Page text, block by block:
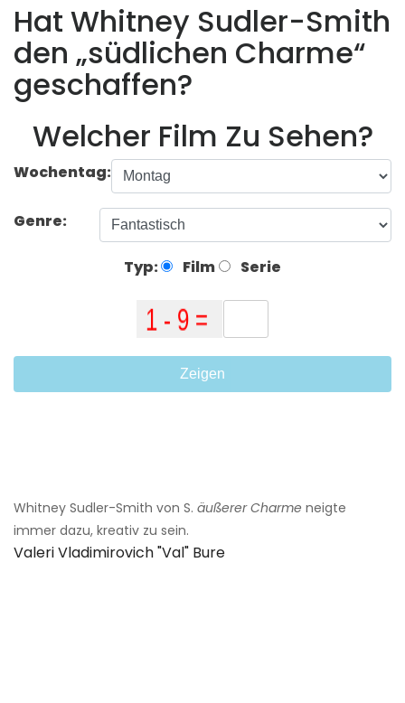
Hat Whitney Sudler-Smith
den „südlichen Charme“
geschaffen?
Welcher Film Zu Sehen?
Wochentag:
Genre:
Typ: Film Serie
Zeigen
Whitney Sudler-Smith von S. äußerer Charme neigte
immer dazu, kreativ zu sein.
Valeri Vladimirovich "val" Bure